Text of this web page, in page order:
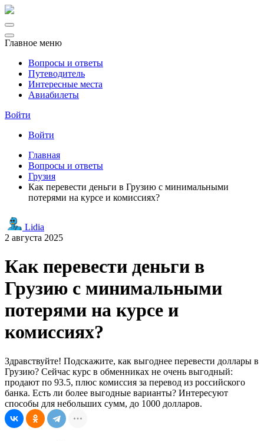
Главное меню
Вопросы и ответы
Путеводитель
Интересные места
Авиабилеты
Войти
Войти
Главная
Вопросы и ответы
Грузия
Как перевести деньги в Грузию с минимальными
потерями на курсе и комиссиях?
Lidia
2 августа 2025
Как перевести деньги в
Грузию с минимальными
потерями на курсе и
комиссиях?
Здравствуйте! Подскажите, как выгоднее перевести доллары в
Грузию? Сейчас курс в обменниках не очень выгодный:
продают по 93.5, плюс комиссия за перевод из российского
банка. Есть ли более выгодные варианты? Интересуют
способы для небольших сумм, до 1000 долларов.